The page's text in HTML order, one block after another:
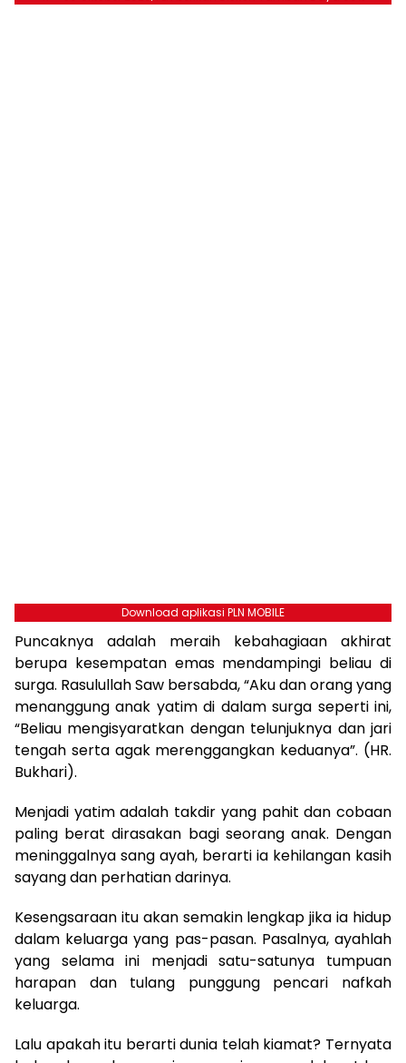
Download aplikasi PLN MOBILE
Puncaknya adalah meraih kebahagiaan akhirat
berupa kesempatan emas mendampingi beliau di
surga. Rasulullah Saw bersabda, “Aku dan orang yang
menanggung anak yatim di dalam surga seperti ini,
“Beliau mengisyaratkan dengan telunjuknya dan jari
tengah serta agak merenggangkan keduanya”. (HR.
Bukhari).
Menjadi yatim adalah takdir yang pahit dan cobaan
paling berat dirasakan bagi seorang anak. Dengan
meninggalnya sang ayah, berarti ia kehilangan kasih
sayang dan perhatian darinya.
Kesengsaraan itu akan semakin lengkap jika ia hidup
dalam keluarga yang pas-pasan. Pasalnya, ayahlah
yang selama ini menjadi satu-satunya tumpuan
harapan dan tulang punggung pencari nafkah
keluarga.
Lalu apakah itu berarti dunia telah kiamat? Ternyata